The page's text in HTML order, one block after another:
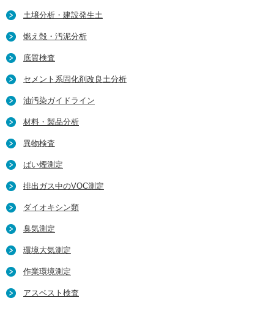
土壌分析・建設発生土
燃え殻・汚泥分析
底質検査
セメント系固化剤改良土分析
油汚染ガイドライン
材料・製品分析
異物検査
ばい煙測定
排出ガス中のVOC測定
ダイオキシン類
臭気測定
環境大気測定
作業環境測定
アスベスト検査